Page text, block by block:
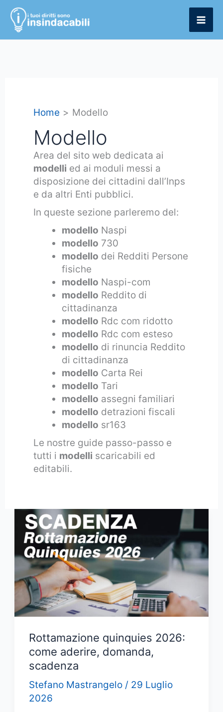
contenuto
Home Modello
Modello
Area del sito web dedicata ai
modelli ed ai moduli messi a
disposizione dei cittadini dall’Inps
e da altri Enti pubblici.
In queste sezione parleremo del:
modello Naspi
modello 730
modello dei Redditi Persone
fisiche
modello Naspi-com
modello Reddito di
cittadinanza
modello Rdc com ridotto
modello Rdc com esteso
modello di rinuncia Reddito
di cittadinanza
modello Carta Rei
modello Tari
modello assegni familiari
modello detrazioni fiscali
modello sr163
Le nostre guide passo-passo e
tutti i modelli scaricabili ed
editabili.
Rottamazione quinquies 2026:
come aderire, domanda,
scadenza
Stefano Mastrangelo/ 29 Luglio
2026